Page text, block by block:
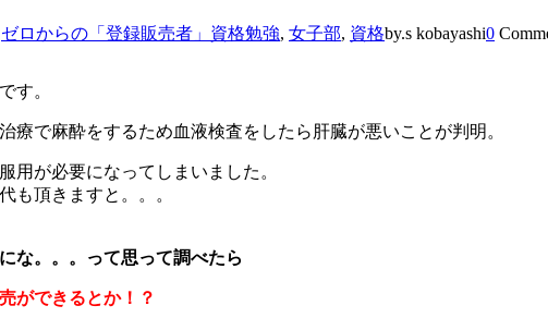
ゼロからの「登録販売者」資格勉強, 女子部, 資格by.s kobayashi0
す。
で麻酔をするため血液検査をしたら肝臓が悪いことが判明。
用が必要になってしまいました。
も頂きますと。。。
な。。。って思って調べたら
ができるとか！？